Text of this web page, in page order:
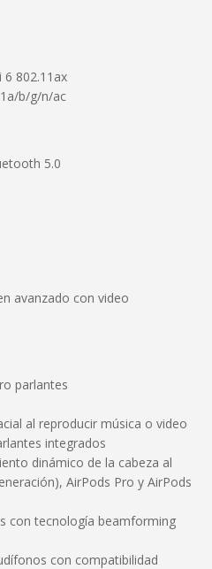
6 802.11ax
b/g/n/ac
5.0
avanzado con video
parlantes
al reproducir música o video
integrados
dinámico de la cabeza al
AirPods Pro y AirPods
con tecnología beamforming
con compatibilidad